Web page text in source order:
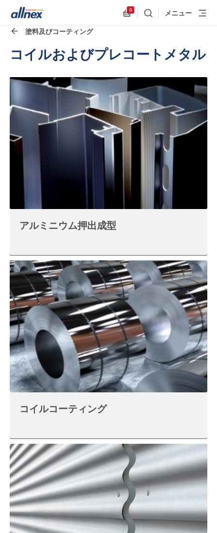
0
検索
メニュー
塗料及びコーティング
コイルおよびプレコートメタル
アルミニウム押出成型
コイルコーティング